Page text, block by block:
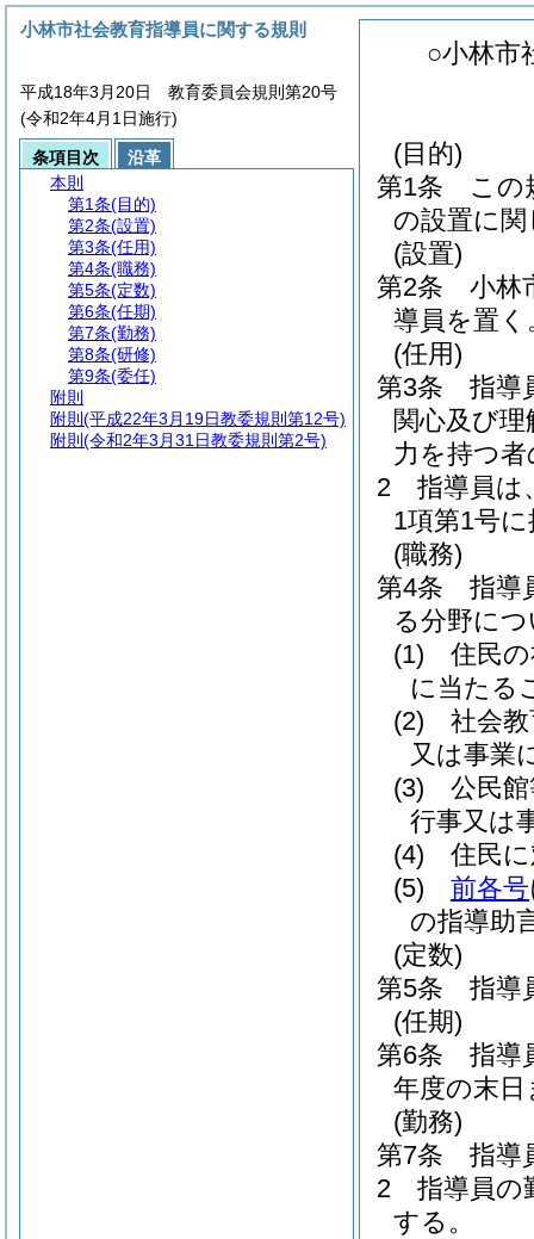
○小林市
(目的)
第1条
この
の設置に
(設置)
第2条
小林
導員を置く
(任用)
第3条
指導
関心及び
力を持つ
2
指導員は
1項第1号
(職務)
第4条
指導
る分野に
(1)
住民
に当たる
(2)
社会
又は事業
(3)
公民
行事又は
(4)
住民
(5)
前各号
の指導助
(定数)
第5条
指導
(任期)
第6条
指導
年度の末
(勤務)
第7条
指導
2
指導員の
する。
小林市社会教育指導員に関する規則
平成18年3月20日 教育委員会規則第20号
(令和2年4月1日施行)
条項目次
沿革
本則
第1条(目的)
第2条(設置)
第3条(任用)
第4条(職務)
第5条(定数)
第6条(任期)
第7条(勤務)
第8条(研修)
第9条(委任)
附則
附則 (平成22年3月19日教委規則第12号)
附則 (令和2年3月31日教委規則第2号)